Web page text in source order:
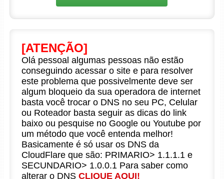
[ATENÇÃO]
Olá pessoal algumas pessoas não estão
conseguindo acessar o site e para resolver
este problema que possivelmente deve ser
algum bloqueio da sua operadora de internet
basta você trocar o DNS no seu PC, Celular
ou Roteador basta seguir as dicas do link
baixo ou pesquise no Google ou Youtube por
um método que você entenda melhor!
Basicamente é só usar os DNS da
CloudFlare que são: PRIMARIO> 1.1.1.1 e
SECUNDARIO> 1.0.0.1 Para saber como
alterar o DNS CLIQUE AQUI!